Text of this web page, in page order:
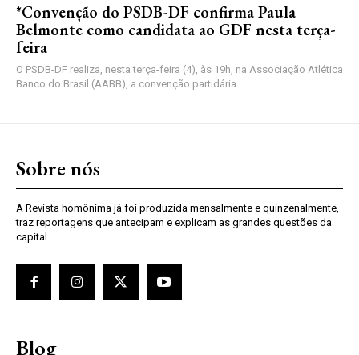
*Convenção do PSDB-DF confirma Paula
Belmonte como candidata ao GDF nesta terça-
feira
O PSDB-DF realiza, nesta terça-feira (4), às 19h, na Associação Atlética
Banco do Brasil (AABB), a convenção partidária...
Sobre nós
A Revista homônima já foi produzida mensalmente e quinzenalmente,
traz reportagens que antecipam e explicam as grandes questões da
capital.
Blog